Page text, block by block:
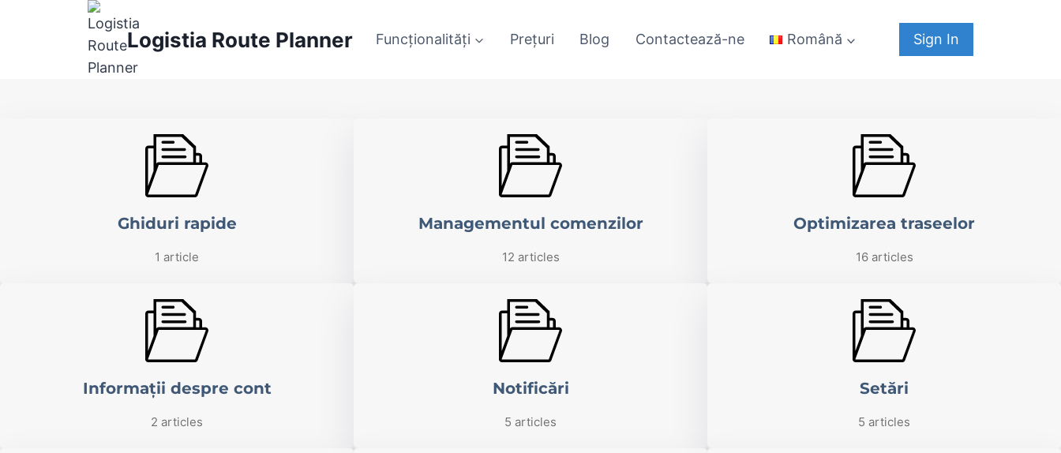
Logistia Route Planner Funcționalități Prețuri Blog Contactează-ne Română Sign In
Ghiduri rapide
1 article
Managementul comenzilor
12 articles
Optimizarea traseelor
16 articles
Informații despre cont
2 articles
Notificări
5 articles
Setări
5 articles